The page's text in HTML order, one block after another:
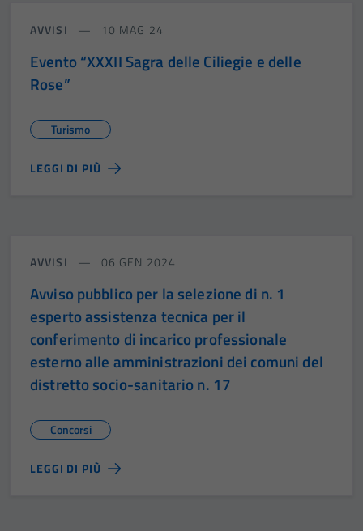
AVVISI 10 MAG 24
Evento “XXXII Sagra delle Ciliegie e delle
Rose”
Turismo
LEGGI DI PIÙ
AVVISI 06 GEN 2024
Avviso pubblico per la selezione di n. 1
esperto assistenza tecnica per il
conferimento di incarico professionale
esterno alle amministrazioni dei comuni del
distretto socio-sanitario n. 17
Concorsi
LEGGI DI PIÙ